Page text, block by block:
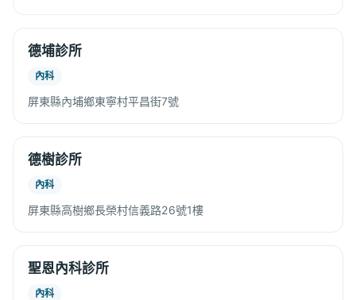
德埔診所
內科
屏東縣內埔鄉東寧村平昌街7號
德樹診所
內科
屏東縣高樹鄉長榮村信義路26號1樓
聖恩內科診所
內科